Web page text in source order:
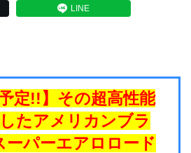
LINE
定!!】その超高性能
たアメリカンブラ
ーパーエアロロード